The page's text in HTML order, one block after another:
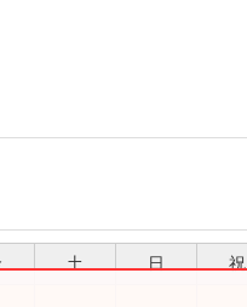
土 日 祝